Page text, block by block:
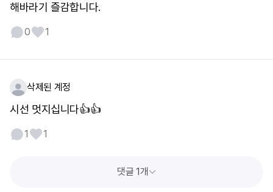
해바라기 즐감합니다.
0 1
삭제된 계정
시선 멋지십니다👍👍
1 1
댓글 1개